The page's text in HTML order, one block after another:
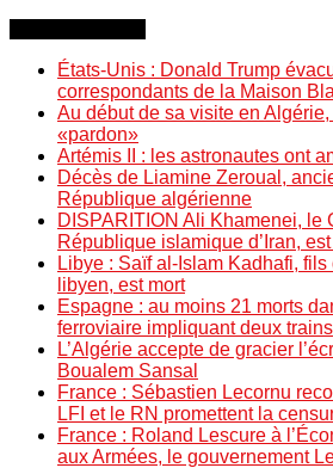
États-Unis : Donald Trump
correspondants de la Maison
Au début de sa visite en
«pardon»
Artémis II : les astronautes ont
Décès de Liamine Zeroual,
République algérienne
DISPARITION Ali Khamenei, le
République islamique d’Iran,
Libye : Saïf al-Islam Kadhafi,
libyen, est mort
Espagne : au moins 21 morts
ferroviaire impliquant deux trains
L’Algérie accepte de gracier
Boualem Sansal
France : Sébastien Lecornu
LFI et le RN promettent la
France : Roland Lescure à
aux Armées, le gouvernement